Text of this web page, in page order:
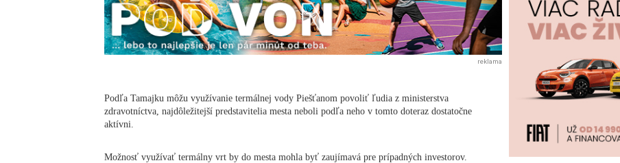
reklama
Podľa Tamajku môžu využívanie termálnej vody Piešťanom povoliť ľudia z ministerstva
zdravotníctva, najdôležitejší predstavitelia mesta neboli podľa neho v tomto doteraz dostatočne
aktívni.
Možnosť využívať termálny vrt by do mesta mohla byť zaujímavá pre prípadných investorov.